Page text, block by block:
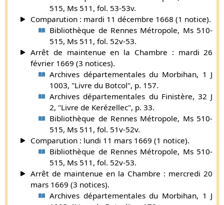
moy, ainsy que je connois vostre naturel dès
longtemps
». [Il étoit fils de Guyon de Langan,
seigneur de Boisfévrier, et de Jeanne Le Vayer. Ses
de sable au léopard d’argent armé, langué et
couronné de gueules
Claude de Langan avait été élevé près du roi comme
enfant d’honneur. Ce fut le point de départ des faveurs
qu’il reçut de la cour et qui s’étendirent à sa famille de son
vivant et après sa mort. Peu de temps, en effet, après le
jour où il fut nommé pannetier de la reine, Catherine de
Médicis donna à son frère Lancelot de Langan, écuyer,
seigneur des Portes et de Chesnay, l’abbaye de Saint-
Hilaire d’Erbeste. Enfin lorsqu’il mourut, sa veuve
Catherine de Gaston reçut le 20 août 1570 des lettres de la
reine qui lui accordait la libre disposition de son château
du Loir pour y demeurer avec sa fille jusqu’à la fin de ses
jours.
Supplément par Gaston de Carné (plus d'infos ).
515, Ms 511, fol. 53-53v.
Comparution : mardi 11 décembre 1668 (1 notice).
Bibliothèque de Rennes Métropole, Ms 510-
515, Ms 511, fol. 52v-53.
Arrêt de maintenue en la Chambre : mardi 26
février 1669 (3 notices).
Archives départementales du Morbihan, 1 J
1003, "Livre du Botcol", p. 157.
Archives départementales du Finistère, 32 J
2, "Livre de Kerézellec", p. 33.
Bibliothèque de Rennes Métropole, Ms 510-
515, Ms 511, fol. 51v-52v.
Comparution : lundi 11 mars 1669 (1 notice).
Bibliothèque de Rennes Métropole, Ms 510-
515, Ms 511, fol. 52v-53.
Arrêt de maintenue en la Chambre : mercredi 20
mars 1669 (3 notices).
Archives départementales du Morbihan, 1 J